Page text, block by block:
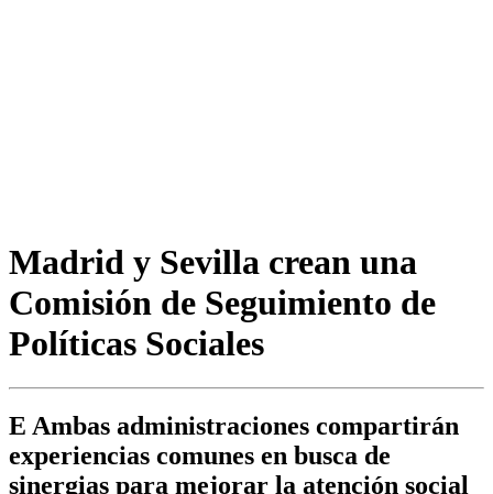
Madrid y Sevilla crean una
Comisión de Seguimiento de
Políticas Sociales
E Ambas administraciones compartirán
experiencias comunes en busca de
sinergias para mejorar la atención social